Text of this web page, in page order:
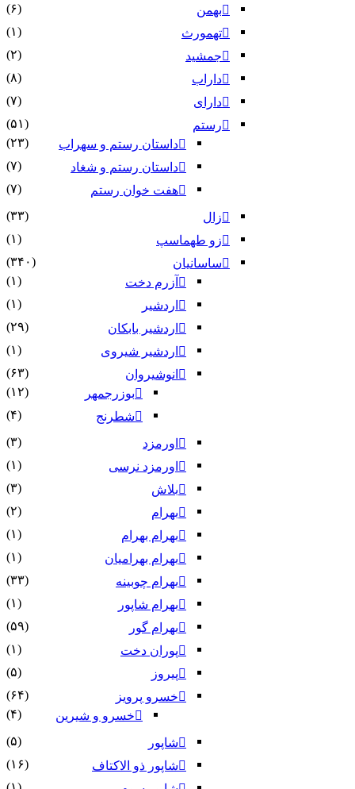
بهمن
(۶)
تهمورث
(۱)
جمشید
(۲)
داراب
(۸)
دارای
(۷)
رستم
(۵۱)
داستان رستم و سهراب
(۲۳)
داستان رستم و شغاد
(۷)
هفت خوان رستم‏
(۷)
زال
(۳۳)
زو طهماسپ‏
(۱)
ساسانیان
(۳۴۰)
آزرم دخت
(۱)
اردشیر
(۱)
اردشیر بابکان
(۲۹)
اردشیر شیروی
(۱)
انوشیروان
(۶۳)
بوزرجمهر
(۱۲)
شطرنج
(۴)
اورمزد
(۳)
اورمزد نرسى‏
(۱)
بلاش
(۳)
بهرام
(۲)
بهرام بهرام
(۱)
بهرام بهرامیان‏
(۱)
بهرام چوبینه
(۳۳)
بهرام شاپور
(۱)
بهرام گور
(۵۹)
پوران دخت
(۱)
پیروز
(۵)
خسرو پرویز
(۶۴)
خسرو و شیرین
(۴)
شاپور
(۵)
شاپور ذو الاکتاف
(۱۶)